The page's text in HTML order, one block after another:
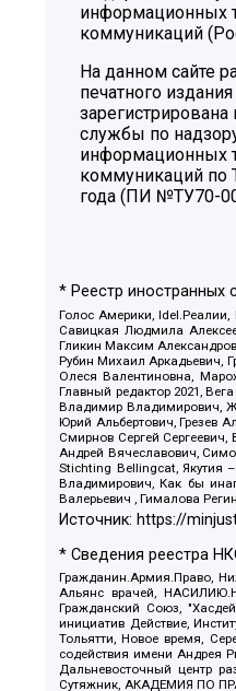
информационных
коммуникаций
На данном сайте
печатного
службы по
информационных
коммуникаций по
года (ПИ №ТУ70-
* Реестр иностранных
Голос Америки, Idel.Реалии,
Савицкая Людмила
Гликин Максим
Рубин Михаил Аркадьевич,
Олеся Валентиновна,
Главный редактор 2021,
Владимир Владимирович,
Юрий Альбертович, Грезев
Смирнов Сергей
Андрей Вячеславович,
Stichting Bellingcat, Якутия
Владимирович, Как бы
Валерьевич , Гималова
Источник: https://
* Сведения реестра
Гражданин.Армия.Право,
Альянс врачей,
Гражданский Союз,
инициатив Действие,
Тольятти, Новое время,
содействия имени Андрея
Дальневосточный центр
Сутяжник, АКАДЕМИЯ ПО